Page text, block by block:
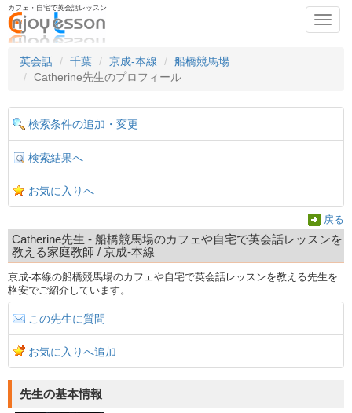
カフェ・自宅で英会話レッスン
英会話
千葉 京成-本線
船橋競馬場
Catherine先生のプロフィール
検索条件の追加・変更
検索結果へ
お気に入りへ
戻る
Catherine先生 - 船橋競馬場のカフェや自宅で英会話レッスンを
教える家庭教師 / 京成-本線
京成-本線の船橋競馬場のカフェや自宅で英会話レッスンを教える先生を
格安でご紹介しています。
この先生に質問
お気に入りへ追加
先生の基本情報